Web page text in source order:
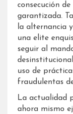
consecución
garantizada.
la alternancia
una elite
seguir al
uso de
fraudulentas
La actualidad
ahora mismo